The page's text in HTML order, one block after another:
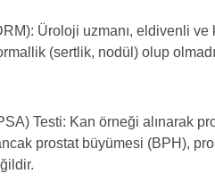
Üroloji uzmanı, eldivenli ve
(sertlik, nodül) olup
Testi: Kan örneği alınarak
prostat büyümesi (BPH),